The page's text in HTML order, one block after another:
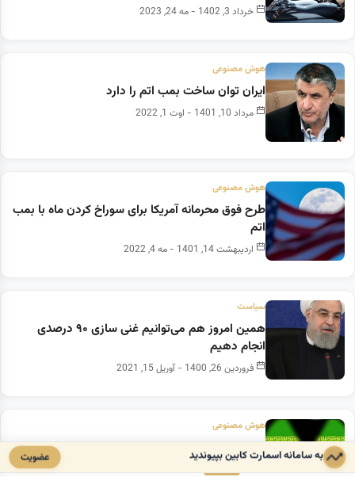
خرداد 3, 1402 - مه 24, 2023
هوش مصنوعی
ایران توان ساخت بمب اتم را دارد
مرداد 10, 1401 - اوت 1, 2022
هوش مصنوعی
طرح فوق محرمانه آمریکا برای سوراخ کردن ماه با بمب
اتم
اردیبهشت 14, 1401 - مه 4, 2022
سیاست
همین امروز هم می‌توانیم غنی سازی ۹۰ درصدی
انجام دهیم
فروردین 26, 1400 - آوریل 15, 2021
هوش مصنوعی
پهپاد هراسی با چاشنی بمب اتم علیه ایران!
به سامانه اسمارت کابین بپیوندید عضویت